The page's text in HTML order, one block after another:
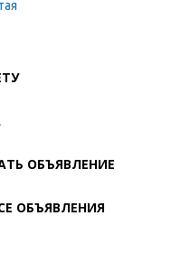
ОБЪЯВЛЕНИЕ
ОБЪЯВЛЕНИЯ